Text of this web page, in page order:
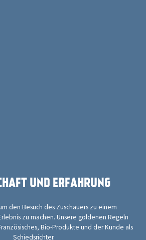
UND ERFAHRUNG
den Besuch des Zuschauers zu einem
zu machen. Unsere goldenen Regeln
Bio-Produkte und der Kunde als
Schiedsrichter.